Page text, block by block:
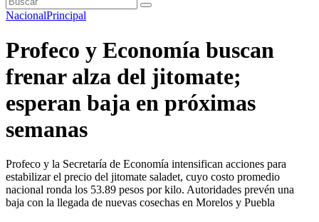
NacionalPrincipal
Profeco y Economía buscan
frenar alza del jitomate;
esperan baja en próximas
semanas
Profeco y la Secretaría de Economía intensifican acciones para
estabilizar el precio del jitomate saladet, cuyo costo promedio
nacional ronda los 53.89 pesos por kilo. Autoridades prevén una
baja con la llegada de nuevas cosechas en Morelos y Puebla